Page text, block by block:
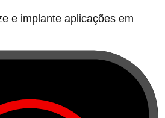
e implante aplicações em